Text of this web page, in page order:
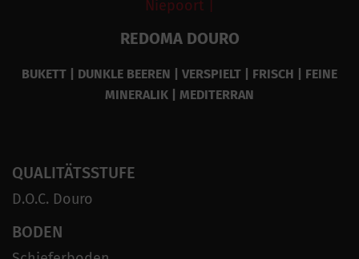
Niepoort |
REDOMA DOURO
BUKETT | DUNKLE BEEREN | VERSPIELT | FRISCH | FEINE
MINERALIK | MEDITERRAN
QUALITÄTSSTUFE
D.O.C. Douro
BODEN